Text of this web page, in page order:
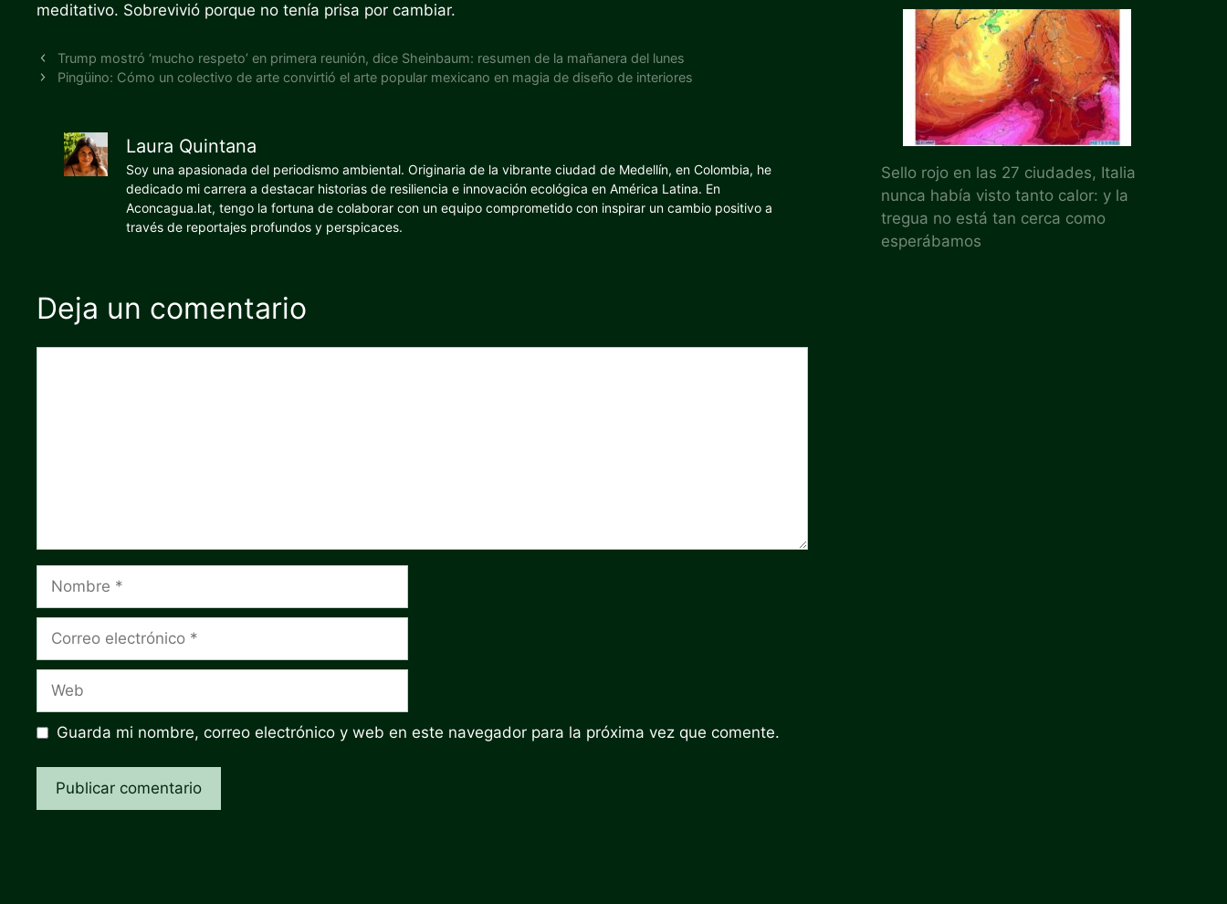
meditativo. Sobrevivió porque no tenía prisa por cambiar.
Trump mostró ‘mucho respeto’ en primera reunión, dice Sheinbaum: resumen de la mañanera del lunes
Pingüino: Cómo un colectivo de arte convirtió el arte popular mexicano en magia de diseño de interiores
Laura Quintana
Soy una apasionada del periodismo ambiental. Originaria de la vibrante ciudad de Medellín, en Colombia, he
dedicado mi carrera a destacar historias de resiliencia e innovación ecológica en América Latina. En
Aconcagua.lat, tengo la fortuna de colaborar con un equipo comprometido con inspirar un cambio positivo a
través de reportajes profundos y perspicaces.
Deja un comentario
electrónico
Guarda mi nombre, correo electrónico y web en este navegador para la próxima vez que comente.
Sello rojo en las 27 ciudades, Italia
nunca había visto tanto calor: y la
tregua no está tan cerca como
esperábamos